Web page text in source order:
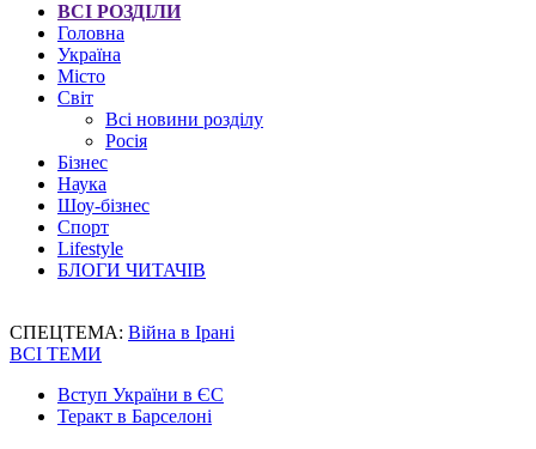
ВСІ РОЗДІЛИ
Головна
Україна
Місто
Світ
Всі новини розділу
Росія
Бізнес
Наука
Шоу-бізнес
Спорт
Lifestyle
БЛОГИ ЧИТАЧІВ
СПЕЦТЕМА: Війна в Ірані
ВСІ ТЕМИ
Вступ України в ЄС
Теракт в Барселоні